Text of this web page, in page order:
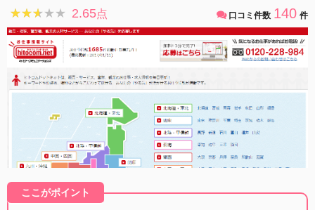
★★★★★
★★★★★ 2.65点 口コミ件数 140 件
ここがポイント